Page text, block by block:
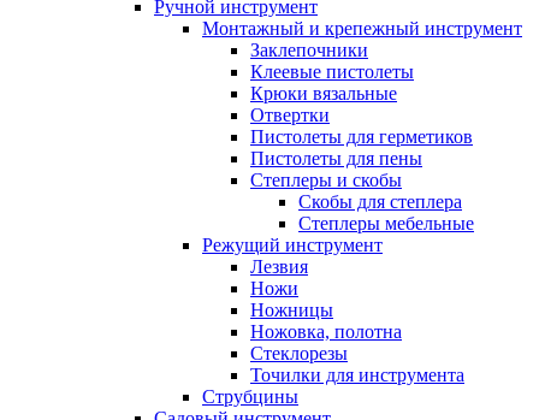
Ручной инструмент
Монтажный и крепежный инструмент
Заклепочники
Клеевые пистолеты
Крюки вязальные
Отвертки
Пистолеты для герметиков
Пистолеты для пены
Степлеры и скобы
Скобы для степлера
Степлеры мебельные
Режущий инструмент
Лезвия
Ножи
Ножницы
Ножовка, полотна
Стеклорезы
Точилки для инструмента
Струбцины